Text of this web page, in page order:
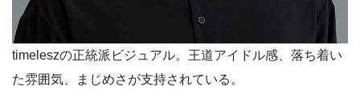
timeleszの正統派ビジュアル。王道アイドル感、落ち着い
た雰囲気、まじめさが支持されている。